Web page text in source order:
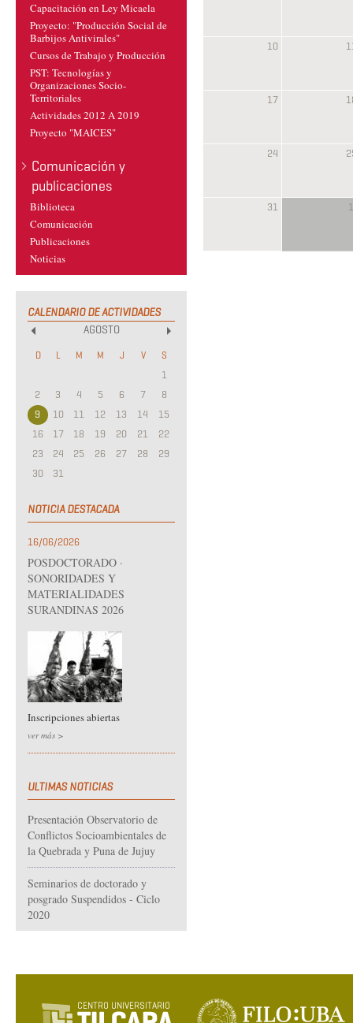
Capacitación en Ley Micaela
Proyecto: "Producción Social de
Barbijos Antivirales"
Cursos de Trabajo y Producción
PST: Tecnologías y
Organizaciones Socio-
Territoriales
Actividades 2012 A 2019
Proyecto "MAICES"
Comunicación y
publicaciones
Biblioteca
Comunicación
Publicaciones
Noticias
CALENDARIO DE ACTIVIDADES
AGOSTO
D L M M J V S
1
2
3 4 5 6 7
8
9
10 11 12 13 14
15
16
17 18 19 20 21
22
23
24 25 26 27 28
29
30
31
NOTICIA DESTACADA
16/06/2026
POSDOCTORADO ·
SONORIDADES Y
MATERIALIDADES
SURANDINAS 2026
Inscripciones abiertas
ver más >
ULTIMAS NOTICIAS
Presentación Observatorio de
Conflictos Socioambientales de
la Quebrada y Puna de Jujuy
Seminarios de doctorado y
posgrado Suspendidos - Ciclo
2020
10
17
24
31 1